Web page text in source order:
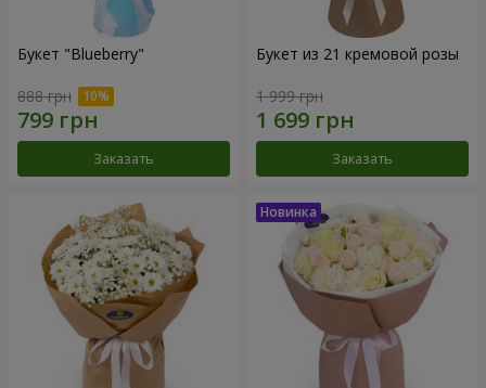
Букет "Blueberry"
888 грн
Заказать
Букет из 21 кремовой розы
1 999 грн
Заказать